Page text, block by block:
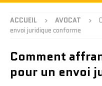
ACCUEIL AVOCAT
envoi juridique conforme
Comment
pour un envoi